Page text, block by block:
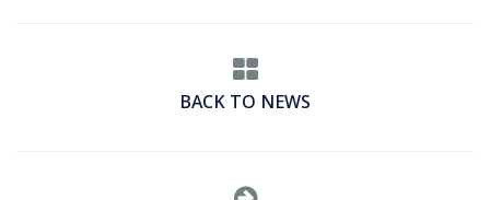
BACK TO NEWS